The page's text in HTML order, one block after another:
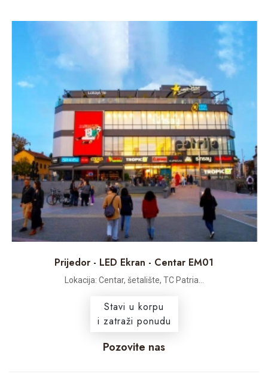
Prijedor - LED Ekran - Centar EM01
Lokacija: Centar, šetalište, TC Patria...
Stavi u korpu
i zatraži ponudu
Pozovite nas